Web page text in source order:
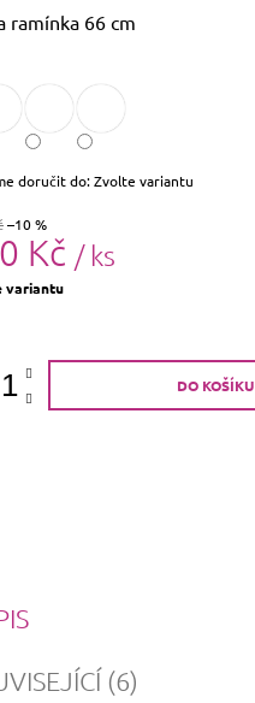
ramínka 66 cm
doručit do:Zvolte variantu
–10 %
Kč / ks
variantu
DO KOŠÍKU
(6)